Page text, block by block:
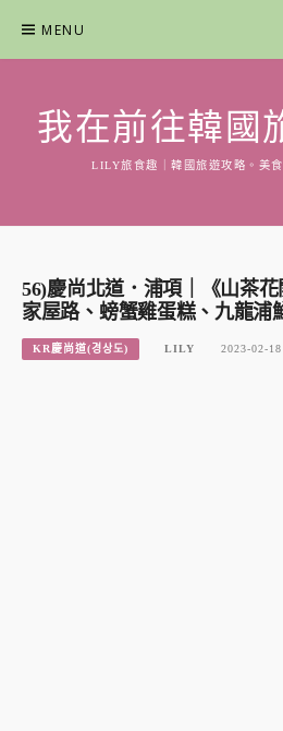
content
MENU
我在前往韓國
LILY旅食趣｜韓國旅遊攻略。美
56)慶尚北道．浦項｜《山茶
家屋路、螃蟹雞蛋糕、九龍浦
KR慶尚道(경상도) LILY 2023-02-18